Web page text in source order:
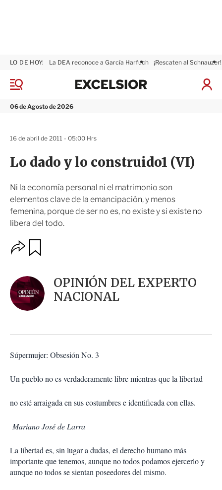
M
n
06 de Agosto de 2026
LO DE HOY: La DEA reconoce a García Harfuch ¡Rescaten al Schnauzer!
I
x
Lo dado y lo construido1 (VI)
Ni la economía personal ni el matrimonio son
elementos clave de la emancipación, y menos
femenina, porque de ser no es, no existe y si existe no
libera del todo.
16 de abril de 2011 - 05:00 Hrs
O
p
o
n
e
s
c
m
a
r
i
a
r
OPINIÓN DEL EXPERTO
NACIONAL
Súpermujer: Obsesión No. 3
Un pueblo no es verdaderamente libre mientras que la libertad
no esté arraigada en sus costumbres e identificada con ellas.
Mariano José de Larra
La libertad es, sin lugar a dudas, el derecho humano más
importante que tenemos, aunque no todos podamos ejercerlo y
aunque no todos se sientan poseedores del mismo.